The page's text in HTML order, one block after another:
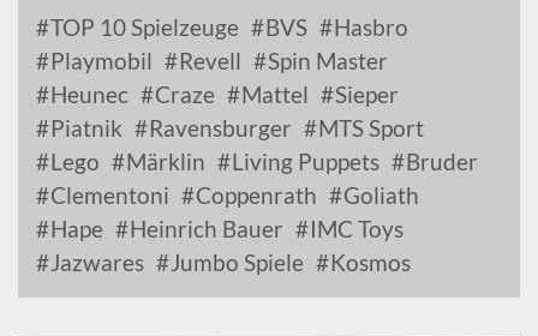
TOP 10 Spielzeuge BVS
Hasbro
Playmobil
Revell
Spin Master
Heunec
Craze Mattel
Sieper
Piatnik
Ravensburger
MTS Sport
Lego
Märklin Living Puppets
Bruder
Clementoni
Coppenrath
Goliath
Hape
Heinrich Bauer
IMC Toys
Jazwares
Jumbo Spiele Kosmos